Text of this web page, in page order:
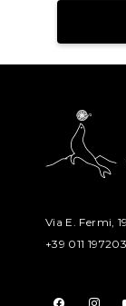
Via E. Fermi,
+39 011